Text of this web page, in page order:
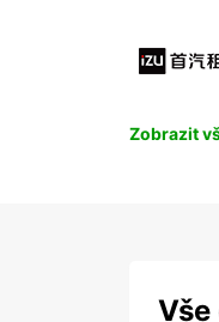
Zobrazit
Vše